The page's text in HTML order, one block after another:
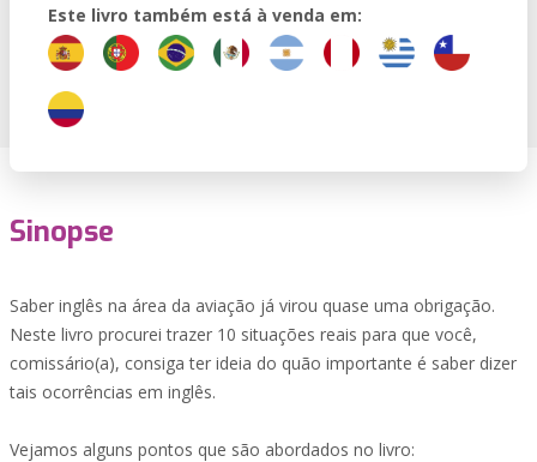
Este livro também está à venda em:
Sinopse
Saber inglês na área da aviação já virou quase uma obrigação.
Neste livro procurei trazer 10 situações reais para que você,
comissário(a), consiga ter ideia do quão importante é saber dizer
tais ocorrências em inglês.
Vejamos alguns pontos que são abordados no livro: